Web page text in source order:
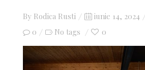
By Rodica Rusti
Posted
on
iunie 14, 2024
0
No tags 0